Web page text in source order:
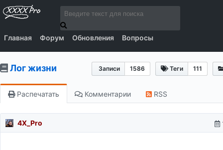
Главная Форум Обновления Вопросы
Записи 1586 Теги 111
Лог жизни
Распечатать Комментарии RSS
4X_Pro